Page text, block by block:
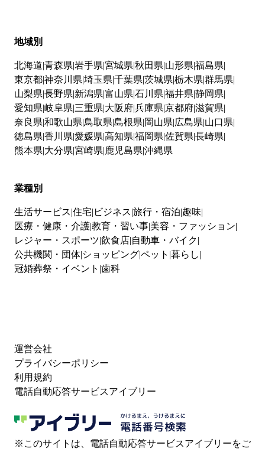
地域別
北海道 青森県 岩手県 宮城県 秋田県 山形県 福島県
東京都神奈川県 埼玉県 千葉県 茨城県 栃木県 群馬県
山梨県 長野県 新潟県 富山県 石川県 福井県 静岡県
愛知県 岐阜県 三重県 大阪府兵庫県 京都府滋賀県
奈良県 和歌山県 鳥取県 島根県 岡山県 広島県 山口県
徳島県 香川県 愛媛県 高知県 福岡県 佐賀県 長崎県
熊本県 大分県 宮崎県 鹿児島県 沖縄県
業種別
生活サービス 住宅 ビジネス 旅行・宿泊 趣味
医療・健康・介護教育・習い事 美容・ファッション
レジャー・スポーツ 飲食店 自動車・バイク
公共機関・団体 ショッピングペット 暮らし
冠婚葬祭・イベント 歯科
運営会社
プライバシーポリシー
利用規約
電話自動応答サービスアイブリー
※このサイトは、電話自動応答サービスアイブリーをご